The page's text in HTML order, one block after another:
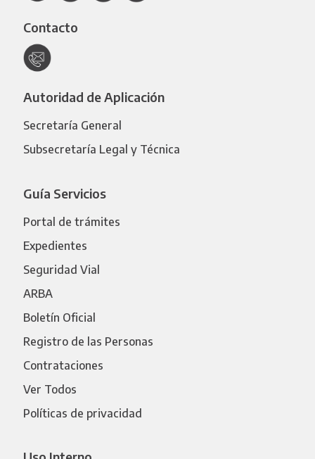
Contacto
Autoridad de Aplicación
Secretaría General
Subsecretaría Legal y Técnica
Guía Servicios
Portal de trámites
Expedientes
Seguridad Vial
ARBA
Boletín Oficial
Registro de las Personas
Contrataciones
Ver Todos
Políticas de privacidad